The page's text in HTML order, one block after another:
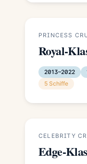
PRINCESS
Royal-
2013–2022
5 Schiffe
CELEBRITY
Edge-